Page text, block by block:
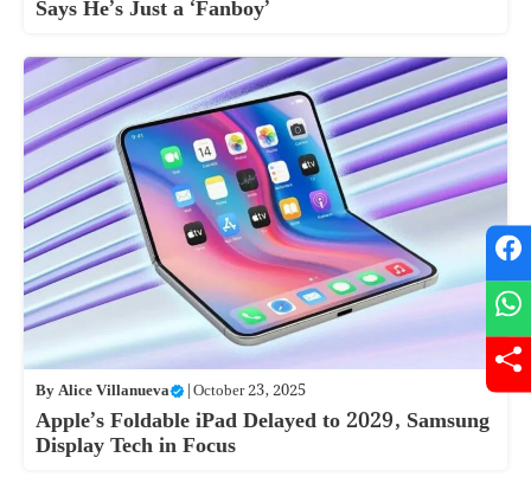
Says He’s Just a ‘Fanboy’
ByAlice Villanueva |October 23, 2025
Apple’s Foldable iPad Delayed to 2029, Samsung
Display Tech in Focus